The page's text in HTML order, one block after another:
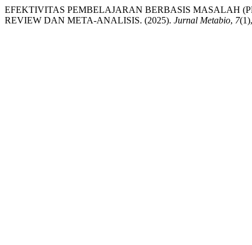
EFEKTIVITAS PEMBELAJARAN BERBASIS MASALAH
REVIEW DAN META-ANALISIS. (2025). Jurnal Metabio, 7